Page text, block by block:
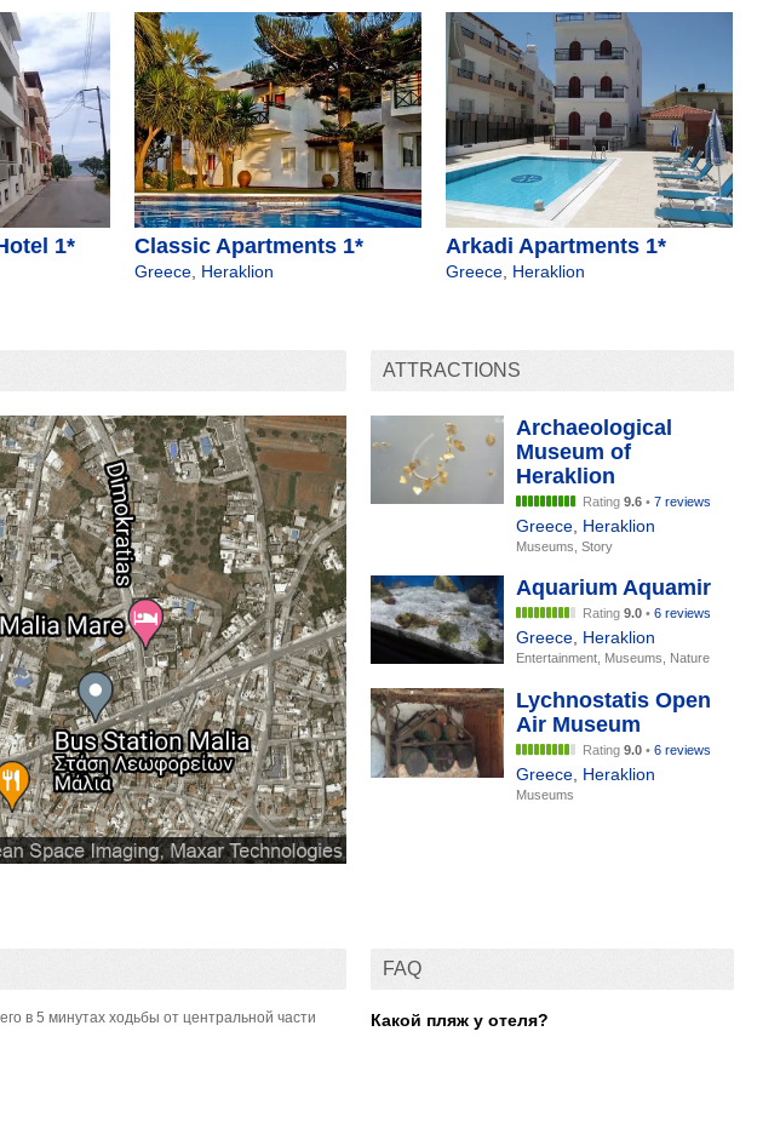
1* Classic Apartments 1*
Greece, Heraklion
Arkadi Apartments 1*
Greece Heraklion
ATTRACTIONS
Archaeological
Museum of
Heraklion
Rating 9.6• 7 reviews
Greece, Heraklion
Museums, Story
Aquarium Aquamir
Rating 9.0• 6 reviews
Greece, Heraklion
Entertainment, Museums, Nature
Lychnostatis Open
Air Museum
Rating 9.0• 6 reviews
Greece, Heraklion
Museums
в 5 минутах ходьбы от центральной части
FAQ
Какой пляж у отеля?